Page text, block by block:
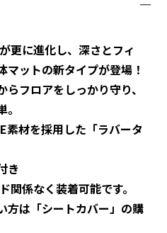
更に進化し、深さとフィ
マットの新タイプが登場！
フロアをしっかり守り、
素材を採用した「ラバータ
き
係なく装着可能です。
は「シートカバー」の購